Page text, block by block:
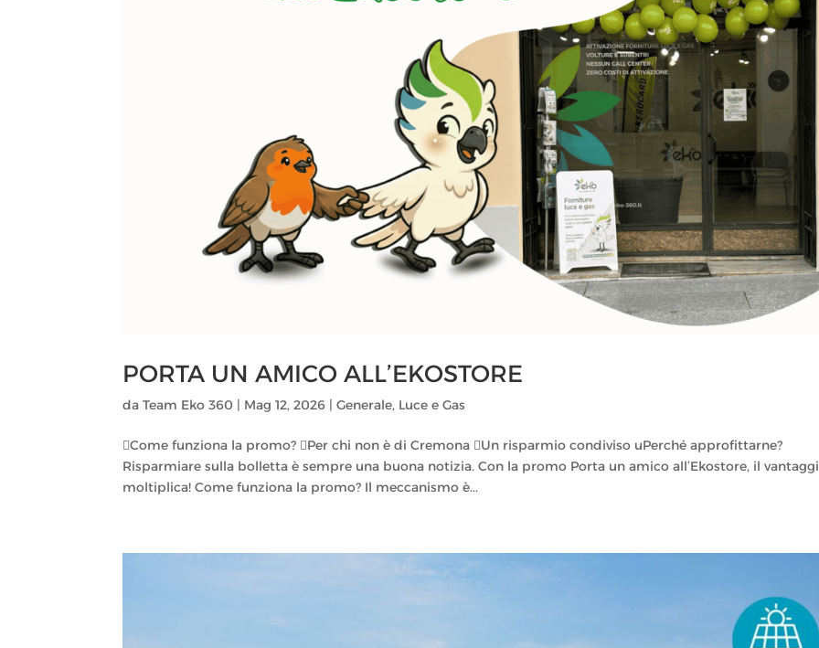
PORTA UN AMICO ALL’EKOSTORE
daTeam Eko 360 | Mag 12, 2026 |Generale, Luce e Gas
Come funziona la promo? Per chi non è di Cremona Un risparmio condiviso uPerché approfittarne?
Risparmiare sulla bolletta è sempre una buona notizia. Con la promo Porta un amico all’Ekostore, il
moltiplica! Come funziona la promo? Il meccanismo è...